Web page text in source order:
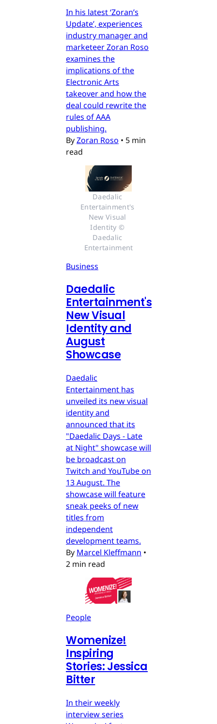
In his latest ‘Zoran’s
Update’, experiences
industry manager and
marketeer Zoran Roso
examines the
implications of the
Electronic Arts
takeover and how the
deal could rewrite the
rules of AAA
publishing.
ByZoran Roso • 5 min
read
Daedalic
Entertainment's
New Visual
Identity ©
Daedalic
Entertainment
Business
Daedalic
Entertainment's
New Visual
Identity and
August
Showcase
Daedalic
Entertainment has
unveiled its new visual
identity and
announced that its
"Daedalic Days - Late
at Night" showcase will
be broadcast on
Twitch and YouTube on
13 August. The
showcase will feature
sneak peeks of new
titles from
independent
development teams.
By Marcel Kleffmann •
2 min read
People
Womenize!
Inspiring
Stories: Jessica
Bitter
In their weekly
interview series